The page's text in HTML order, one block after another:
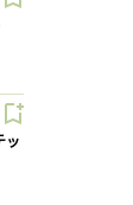
ッ